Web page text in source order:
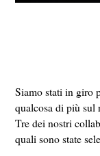
Siamo stati in giro
qualcosa di più
Tre dei nostri
quali sono state